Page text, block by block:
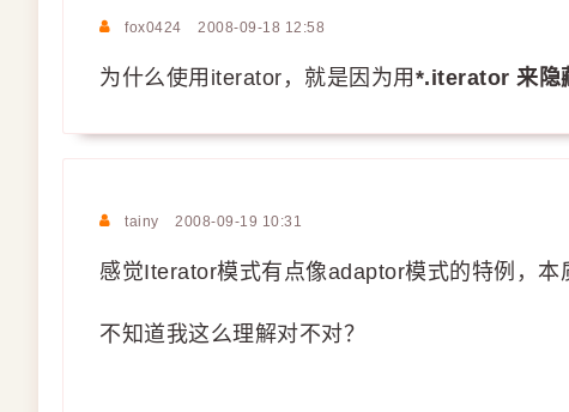
fox0424 2008-09-18 12:58
为什么使用iterator，就是因为用 *.iterator 来隐
tainy 2008-09-19 10:31
感觉Iterator模式有点像adaptor模式的特例，本
不知道我这么理解对不对？